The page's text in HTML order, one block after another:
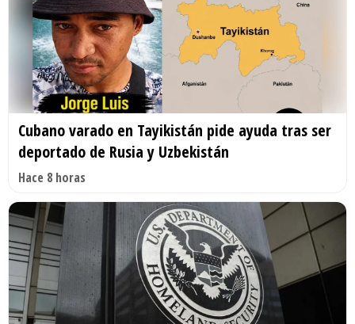
Cubano varado en Tayikistán pide ayuda tras ser
deportado de Rusia y Uzbekistán
Hace 8 horas